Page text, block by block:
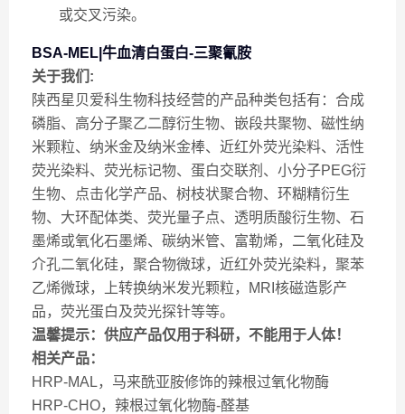
或交叉污染。
BSA-MEL|牛血清白蛋白-三聚氰胺
关于我们:
陕西星贝爱科生物科技经营的产品种类包括有：合成
磷脂、高分子聚乙二醇衍生物、嵌段共聚物、磁性纳
米颗粒、纳米金及纳米金棒、近红外荧光染料、活性
荧光染料、荧光标记物、蛋白交联剂、小分子PEG衍
生物、点击化学产品、树枝状聚合物、环糊精衍生
物、大环配体类、荧光量子点、透明质酸衍生物、石
墨烯或氧化石墨烯、碳纳米管、富勒烯，二氧化硅及
介孔二氧化硅，聚合物微球，近红外荧光染料，聚苯
乙烯微球，上转换纳米发光颗粒，MRI核磁造影产
品，荧光蛋白及荧光探针等等。
温馨提示：供应产品仅用于科研，不能用于人体！
相关产品：
HRP-MAL，马来酰亚胺修饰的辣根过氧化物酶
HRP-CHO，辣根过氧化物酶-醛基